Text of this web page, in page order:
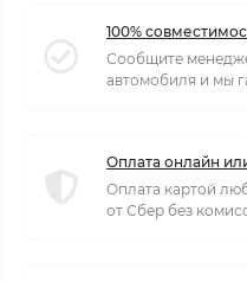
100%
Сообщите
автомобиля и мы
Оплата онлайн
Оплата картой
от Сбер без